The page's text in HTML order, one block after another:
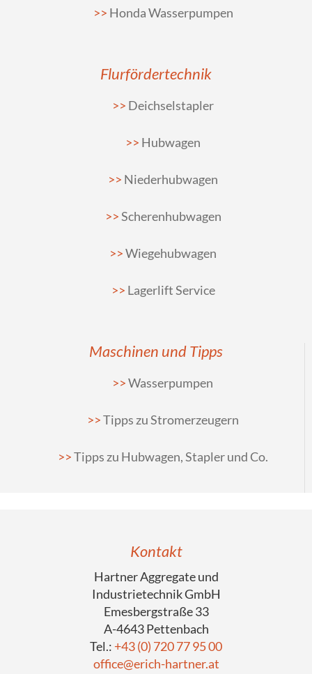
Honda Wasserpumpen
Flurfördertechnik
Deichselstapler
Hubwagen
Niederhubwagen
Scherenhubwagen
Wiegehubwagen
Lagerlift Service
Maschinen und Tipps
Wasserpumpen
Tipps zu Stromerzeugern
Tipps zu Hubwagen, Stapler und Co.
Kontakt
Hartner Aggregate und
Industrietechnik GmbH
Emesbergstraße 33
A-4643 Pettenbach
Tel.: +43 (0) 720 77 95 00
office@erich-hartner.at